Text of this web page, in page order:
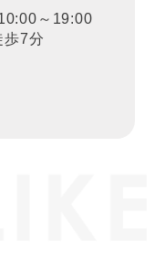
～19:00
歩7分